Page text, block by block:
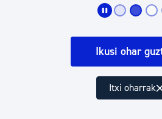
Ikusi ohar
Itxi oharrak